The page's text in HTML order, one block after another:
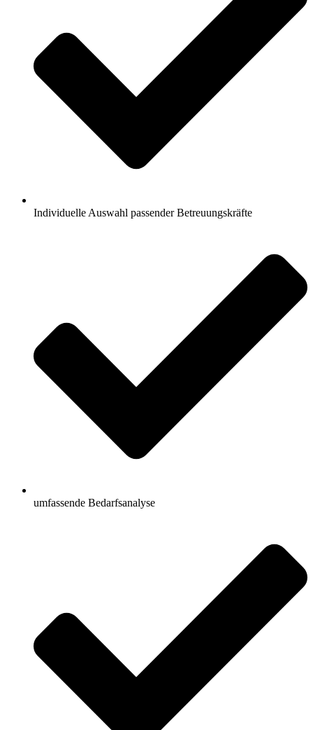
Individuelle Auswahl passender Betreuungskräfte
umfassende Bedarfsanalyse